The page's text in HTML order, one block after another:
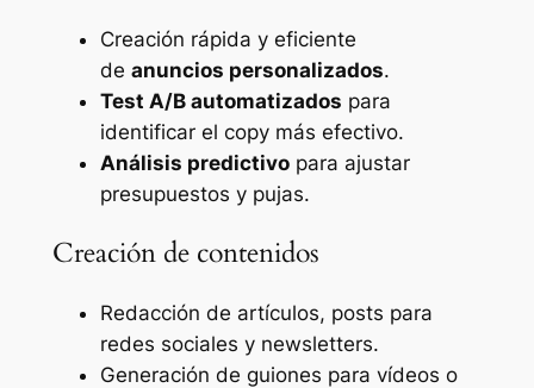
Creación rápida y eficiente
de anuncios personalizados.
Test A/B automatizados para
identificar el copy más efectivo.
Análisis predictivopara ajustar
presupuestos y pujas.
Creación de contenidos
Redacción de artículos, posts para
redes sociales y newsletters.
Generación de guiones para vídeos o